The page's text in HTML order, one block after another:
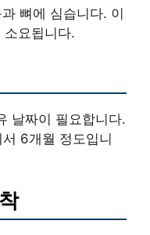
뼈에 심습니다. 이
소요됩니다.
날짜이 필요합니다.
6개월 정도입니